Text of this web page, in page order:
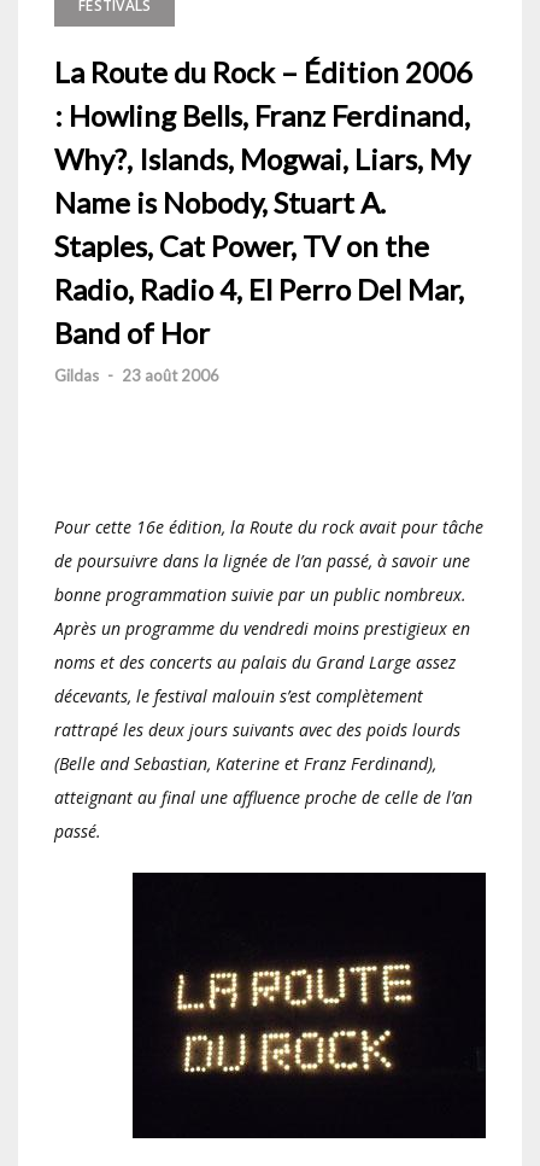
FESTIVALS
La Route du Rock – Édition 2006
: Howling Bells, Franz Ferdinand,
Why?, Islands, Mogwai, Liars, My
Name is Nobody, Stuart A.
Staples, Cat Power, TV on the
Radio, Radio 4, El Perro Del Mar,
Band of Hor
Gildas - 23 août 2006
Pour cette 16e édition, la Route du rock avait pour tâche
de poursuivre dans la lignée de l’an passé, à savoir une
bonne programmation suivie par un public nombreux.
Après un programme du vendredi moins prestigieux en
noms et des concerts au palais du Grand Large assez
décevants, le festival malouin s’est complètement
rattrapé les deux jours suivants avec des poids lourds
(Belle and Sebastian, Katerine et Franz Ferdinand),
atteignant au final une affluence proche de celle de l’an
passé.